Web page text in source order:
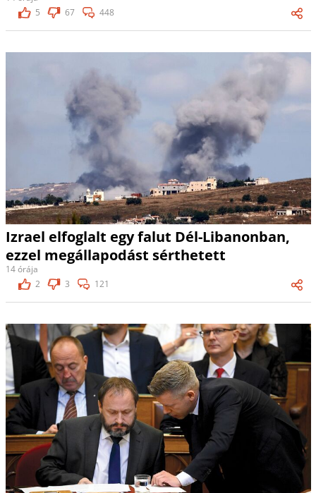
5
67 448
Izrael elfoglalt egy falut Dél-Libanonban,
ezzel megállapodást sérthetett
14 órája
2
3 121